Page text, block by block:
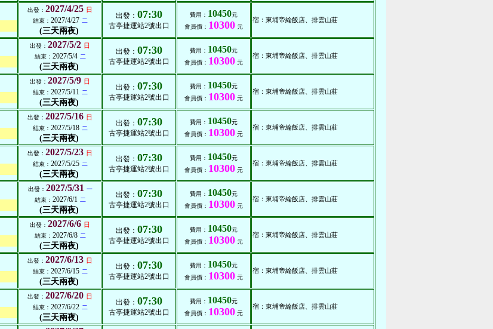
出發： 2027/4/25 日
結束： 2027/4/27 二
(三天兩夜)
出發： 07:30
古亭捷運站2號出口
費用： 10450元
會員價： 10300 元
宿：東埔帝綸飯店、排雲山莊
出發： 2027/5/2 日
結束： 2027/5/4 二
(三天兩夜)
出發： 07:30
古亭捷運站2號出口
費用： 10450元
會員價： 10300 元
宿：東埔帝綸飯店、排雲山莊
出發： 2027/5/9 日
結束： 2027/5/11 二
(三天兩夜)
出發： 07:30
古亭捷運站2號出口
費用： 10450元
會員價： 10300 元
宿：東埔帝綸飯店、排雲山莊
出發： 2027/5/16 日
結束： 2027/5/18 二
(三天兩夜)
出發： 07:30
古亭捷運站2號出口
費用： 10450元
會員價： 10300 元
宿：東埔帝綸飯店、排雲山莊
出發： 2027/5/23 日
結束： 2027/5/25 二
(三天兩夜)
出發： 07:30
古亭捷運站2號出口
費用： 10450元
會員價： 10300 元
宿：東埔帝綸飯店、排雲山莊
出發： 2027/5/31 一
結束： 2027/6/1 二
(三天兩夜)
出發： 07:30
古亭捷運站2號出口
費用： 10450元
會員價： 10300 元
宿：東埔帝綸飯店、排雲山莊
出發： 2027/6/6 日
結束： 2027/6/8 二
(三天兩夜)
出發： 07:30
古亭捷運站2號出口
費用： 10450元
會員價： 10300 元
宿：東埔帝綸飯店、排雲山莊
出發： 2027/6/13 日
結束： 2027/6/15 二
(三天兩夜)
出發： 07:30
古亭捷運站2號出口
費用： 10450元
會員價： 10300 元
宿：東埔帝綸飯店、排雲山莊
出發： 2027/6/20 日
結束： 2027/6/22 二
(三天兩夜)
出發： 07:30
古亭捷運站2號出口
費用： 10450元
會員價： 10300 元
宿：東埔帝綸飯店、排雲山莊